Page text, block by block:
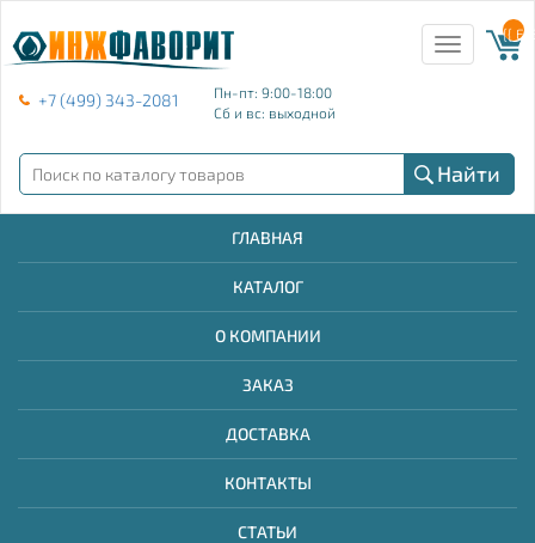
+7 (499) 343-2081
Пн-пт: 9:00-18:00
Сб и вс: выходной
Toggle
navigation
{{
Найти
ГЛАВНАЯ
КАТАЛОГ
О КОМПАНИИ
ЗАКАЗ
ДОСТАВКА
КОНТАКТЫ
СТАТЬИ